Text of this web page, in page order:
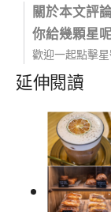
關於本文評
你給幾顆星
歡迎一起點擊星
延伸閱讀